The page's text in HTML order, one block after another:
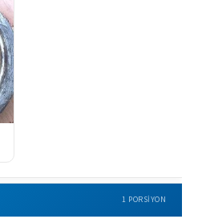
1 PORSIYON